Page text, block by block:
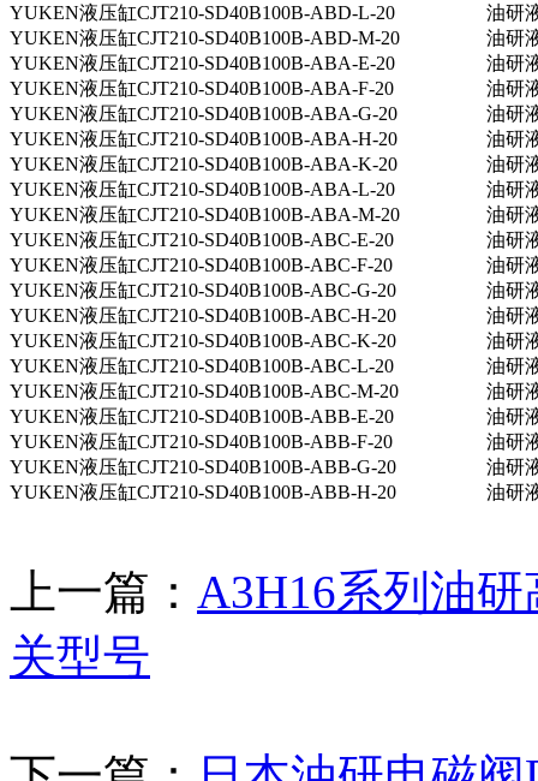
YUKEN液压缸CJT210-SD40B100B-ABD-L-20
YUKEN液压缸CJT210-SD40B100B-ABD-M-20
YUKEN液压缸CJT210-SD40B100B-ABA-E-20
YUKEN液压缸CJT210-SD40B100B-ABA-F-20
YUKEN液压缸CJT210-SD40B100B-ABA-G-20
YUKEN液压缸CJT210-SD40B100B-ABA-H-20
YUKEN液压缸CJT210-SD40B100B-ABA-K-20
YUKEN液压缸CJT210-SD40B100B-ABA-L-20
YUKEN液压缸CJT210-SD40B100B-ABA-M-20
YUKEN液压缸CJT210-SD40B100B-ABC-E-20
YUKEN液压缸CJT210-SD40B100B-ABC-F-20
YUKEN液压缸CJT210-SD40B100B-ABC-G-20
YUKEN液压缸CJT210-SD40B100B-ABC-H-20
YUKEN液压缸CJT210-SD40B100B-ABC-K-20
YUKEN液压缸CJT210-SD40B100B-ABC-L-20
YUKEN液压缸CJT210-SD40B100B-ABC-M-20
YUKEN液压缸CJT210-SD40B100B-ABB-E-20
YUKEN液压缸CJT210-SD40B100B-ABB-F-20
YUKEN液压缸CJT210-SD40B100B-ABB-G-20
YUKEN液压缸CJT210-SD40B100B-ABB-H-20
油研
油研
油研
油研
油研
油研
油研
油研
油研
油研
油研
油研
油研
油研
油研
油研
油研
油研
油研
油研
上一篇： A3H16系列油
关型号